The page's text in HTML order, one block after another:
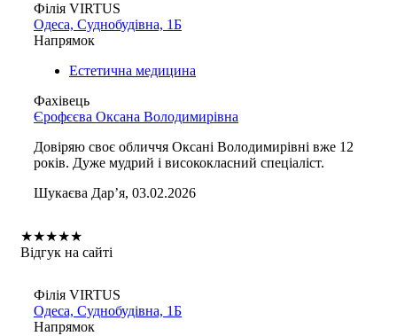
Філія VIRTUS
Одеса, Суднобудівна, 1Б
Напрямок
Естетична медицина
Фахівець
Єрофєєва Оксана Володимирівна
Довіряю своє обличчя Оксані Володимирівні вже 12
років. Дуже мудрий і висококласний спеціаліст.
Шукаєва Дарʼя, 03.02.2026
★★★★★
Відгук на сайті
Філія VIRTUS
Одеса, Суднобудівна, 1Б
Напрямок